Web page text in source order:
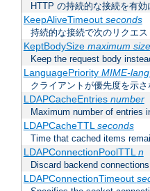
HTTP の持続的な接続を有効
KeepAliveTimeout seconds
持続的な接続で次のリクエ
KeptBodySize maximum
Keep the request body
LanguagePriority MIME-lang
クライアントが優先度を示
LDAPCacheEntries number
Maximum number of entries
LDAPCacheTTLseconds
Time that cached items
LDAPConnectionPoolTTLn
Discard backend
LDAPConnectionTimeout